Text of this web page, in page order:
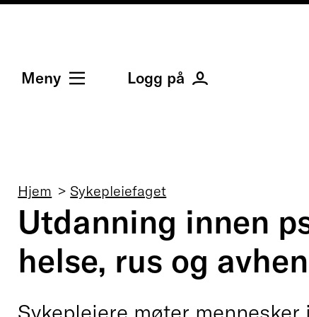
Meny Logg på
Navigasjonssti
Hjem Sykepleiefaget
Utdanning innen
helse, rus og